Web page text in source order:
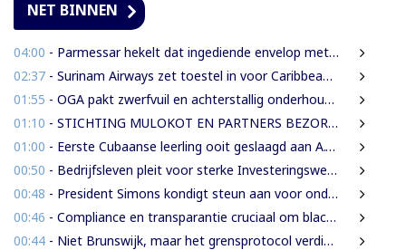
NET BINNEN
04:00 - Parmessar hekelt dat ingediende envelop met vermogensinformatie van DNA-lid vermoedelijk is opengemaakt
02:37 - Surinam Airways zet toestel in voor Caribbean Premier League crickettoernooi
01:55 - OGA pakt zwerfvuil en achterstallig onderhoud gezamenlijk aan
01:10 - STICHTING MULOKOT EN PARTNERS BEZORGD OVER VOORGENOMEN AFKONDIGING 5-KILOMETER-STRAALWET
01:00 - Eerste Cubaanse leerling ooit geslaagd aan A.T. Calorschool
00:50 - Bedrijfsleven pleit voor sterke Investeringswet en onafhankelijke SITA
00:48 - President Simons kondigt steun aan voor onderzoek naar cultureel erfgoed
00:46 - Compliance en transparantie cruciaal om blacklisting te voorkomen.
00:44 - Niet Brunswijk, maar het grensprotocol verdient het debat